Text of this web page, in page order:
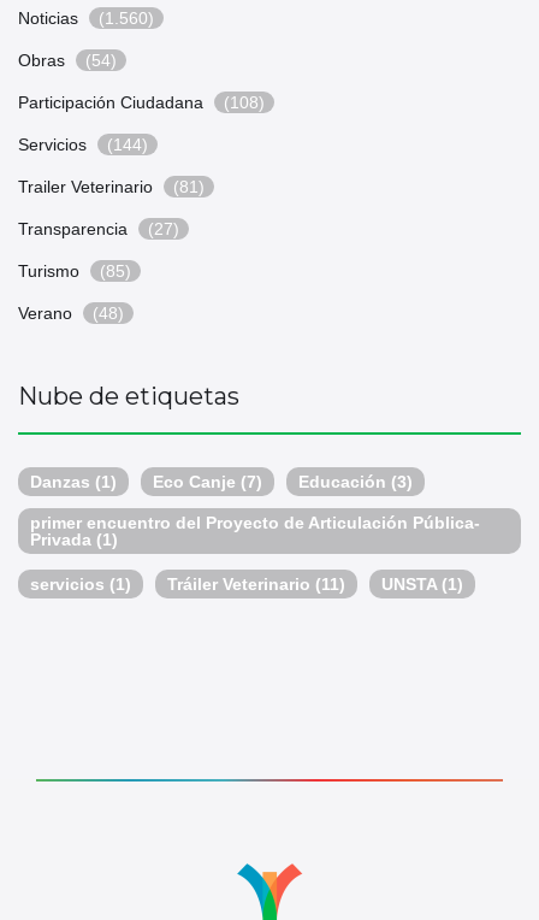
Noticias (1.560)
Obras (54)
Participación Ciudadana (108)
Servicios (144)
Trailer Veterinario (81)
Transparencia (27)
Turismo (85)
Verano (48)
Nube de etiquetas
Danzas (1) Eco Canje (7) Educación (3)
primer encuentro del Proyecto de Articulación Pública-
Privada (1)
servicios (1) Tráiler Veterinario (11) UNSTA (1)